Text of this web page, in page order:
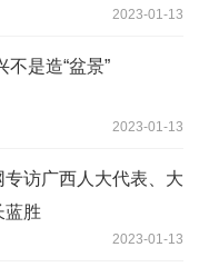
2023-01-13
是造“盆景”
2023-01-13
访广西人大代表、大
蓝胜
2023-01-13